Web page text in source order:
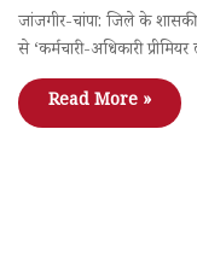
जांजगीर-चांपा: जिले के
से ‘कर्मचारी-अधिकारी
Read More »